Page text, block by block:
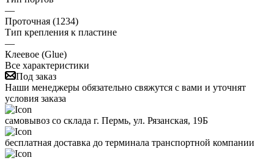
—
Проточная (1234)
Тип крепления к пластине
—
Клеевое (Glue)
Все характеристики
Под заказ
Наши менеджеры обязательно свяжутся с вами и уточнят
условия заказа
самовывоз со склада г. Пермь, ул. Рязанская, 19Б
бесплатная доставка до терминала транспортной компании